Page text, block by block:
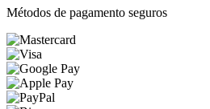
Métodos de pagamento seguros